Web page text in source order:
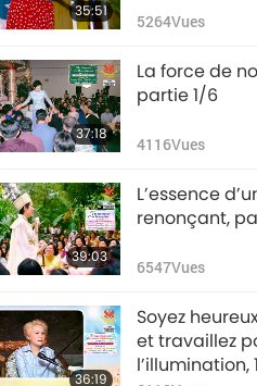
35:51
5264Vues
37:18
La force de
partie 1/6
4116Vues
39:03
L’essence
renonçant,
6547Vues
36:19
Soyez
et travaillez
l’illumination,